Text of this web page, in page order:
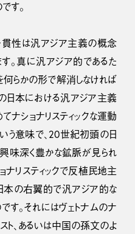
す。
貫性は汎アジア主義の概念
。真に汎アジア的であるた
らかの形で解消しなければ
日本における汎アジア主義
ナショナリスティックな運動
いう意味で、20世紀初頭の日
味深く豊かな鉱脈が見られ
ナリスティックで反植民地主
本の右翼的で汎アジア的な
す。それにはヴェトナムのナ
スト、あるいは中国の孫文のよ